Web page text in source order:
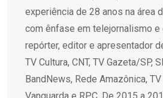
experiência de 28 anos na área
com ênfase em telejornalismo e
repórter, editor e apresentador
TV Cultura, CNT, TV Gazeta/SP,
BandNews, Rede Amazônica,